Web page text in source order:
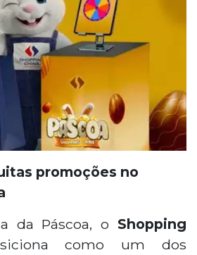
promoções no
da Páscoa, o Shopping
como um dos